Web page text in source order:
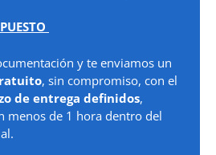
y te enviamos un
, sin compromiso, con el
de entrega definidos,
menos de 1 hora dentro del